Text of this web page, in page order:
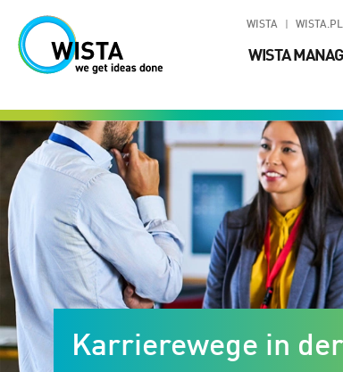
WISTA
WISTA
Karrierewege in